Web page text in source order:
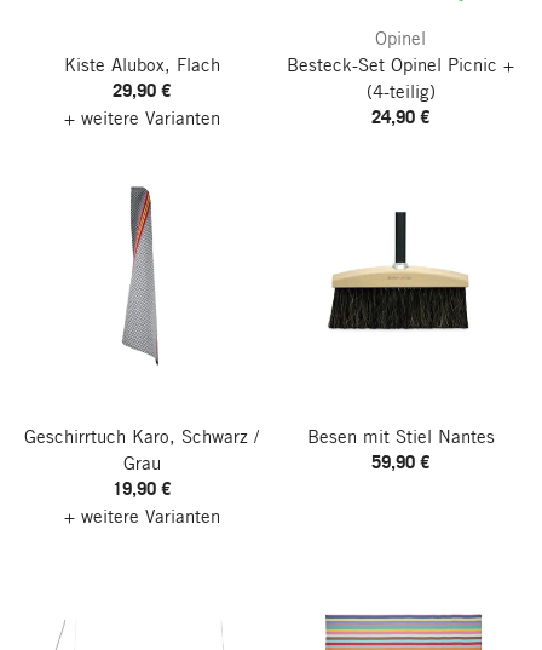
Kiste Alubox, Flach
29,90 €
+ weitere Varianten
Opinel
Besteck-Set Opinel Picnic +
(4-teilig)
24,90 €
Geschirrtuch Karo, Schwarz /
Grau
19,90 €
+ weitere Varianten
Besen mit Stiel Nantes
59,90 €